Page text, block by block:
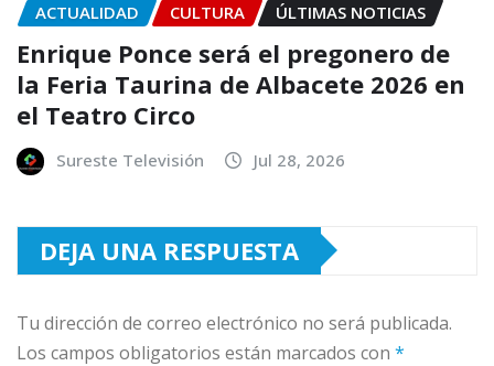
ACTUALIDAD CULTURA ÚLTIMAS NOTICIAS
Enrique Ponce será el pregonero de
la Feria Taurina de Albacete 2026 en
el Teatro Circo
Sureste Televisión Jul 28, 2026
DEJA UNA RESPUESTA
Tu dirección de correo electrónico no será publicada.
Los campos obligatorios están marcados con *